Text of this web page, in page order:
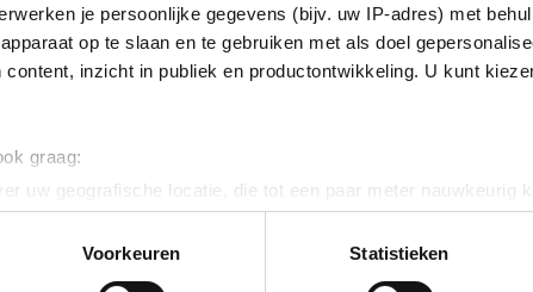
je persoonlijke gegevens (bijv. uw IP-adres) met
op te slaan en te gebruiken met als doel
content, inzicht in publiek en productontwikkeling. U kunt
graag:
uw geografische locatie, die tot een paar meter nauwkeurig
door het actief te scannen op specifieke eigenschappen
gegevens worden verwerkt en stel uw voorkeuren in het
of intrekken in de Cookieverklaring.
Voorkeuren Statistieken